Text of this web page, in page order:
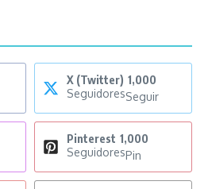
X (Twitter) 1,000
SeguidoresSeguir
Pinterest 1,000
SeguidoresPin